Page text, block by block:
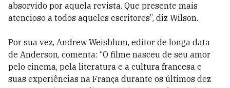
absorvido por aquela revista. Que presente mais
atencioso a todos aqueles escritores”, diz Wilson.
Por sua vez, Andrew Weisblum, editor de longa data
de Anderson, comenta: “O filme nasceu de seu amor
pelo cinema, pela literatura e a cultura francesa e
suas experiências na França durante os últimos dez